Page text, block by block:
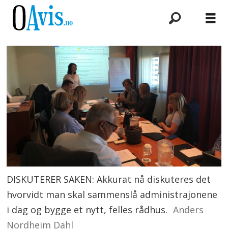
DISKUTERER SAKEN: Akkurat nå diskuteres det
hvorvidt man skal sammenslå administrajonene
i dag og bygge et nytt, felles rådhus. Anders
Nordheim Dahl